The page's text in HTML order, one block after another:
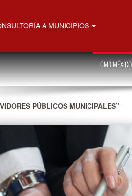
A MUNICIPIOS
CMD MÉXICO
PÚBLICOS MUNICIPALES”